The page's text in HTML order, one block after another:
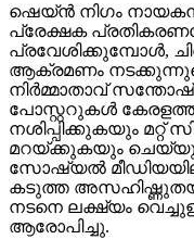
ഷെയ്ൻ നിഗം
പ്രേക്ഷക
പ്രവേശിക്കുമ്പോൾ,
ആക്രമണം
നിർമ്മാതാവ്
പോസ്റ്ററുകൾ
നശിപ്പിക്കുകയും മറ്റ്
മറയ്ക്കുകയും
സോഷ്യൽ
കടുത്ത
നടനെ ലക്ഷ്യം
ആരോപിച്ചു.